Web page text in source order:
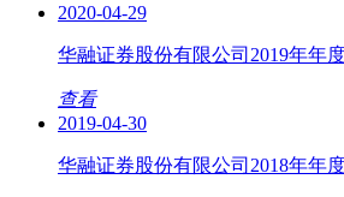
2020-04-29
华融证券股份有限公司2019年年
查看
2019-04-30
华融证券股份有限公司2018年年